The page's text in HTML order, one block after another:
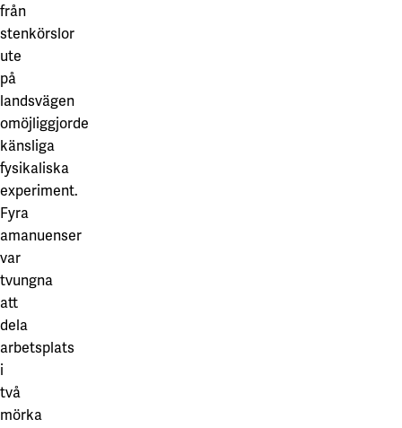
från
stenkörslor
ute
på
landsvägen
omöjliggjorde
känsliga
fysikaliska
experiment.
Fyra
amanuenser
var
tvungna
att
dela
arbetsplats
i
två
mörka